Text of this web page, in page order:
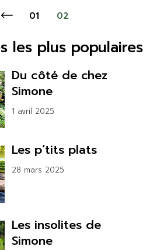
01 02
les plus populaires
Du côté de chez
Simone
1 avril 2025
Les p’tits plats
28 mars 2025
Les insolites de
Simone